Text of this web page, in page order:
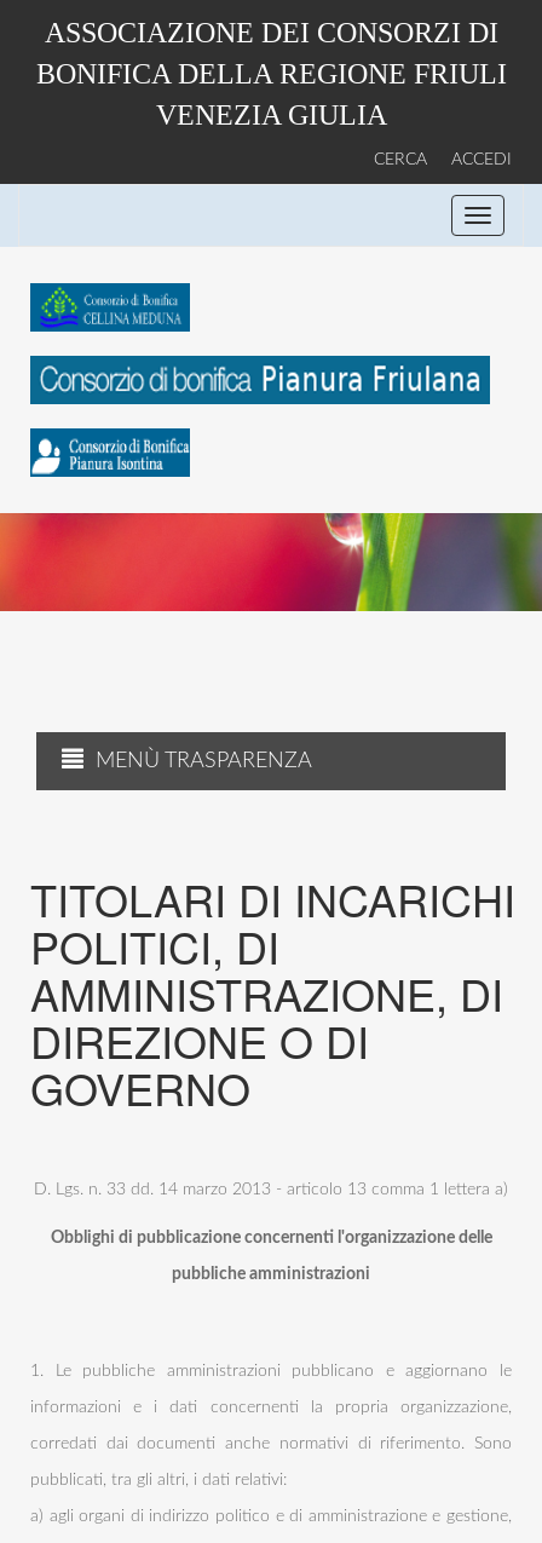
contenuto
principale
ASSOCIAZIONE DEI CONSORZI DI
BONIFICA DELLA REGIONE FRIULI
VENEZIA GIULIA
CERCA ACCEDI
Toggle
MENÙ TRASPARENZA
TITOLARI DI INCARICHI
POLITICI, DI
AMMINISTRAZIONE, DI
DIREZIONE O DI
GOVERNO
D. Lgs. n. 33 dd. 14 marzo 2013 - articolo 13 comma 1 lettera a)
Obblighi di pubblicazione concernenti l'organizzazione delle
pubbliche amministrazioni
1. Le pubbliche amministrazioni pubblicano e aggiornano le
informazioni e i dati concernenti la propria organizzazione,
corredati dai documenti anche normativi di riferimento. Sono
pubblicati, tra gli altri, i dati relativi:
a) agli organi di indirizzo politico e di amministrazione e gestione,